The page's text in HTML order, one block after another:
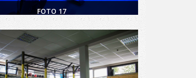
FOTO 17